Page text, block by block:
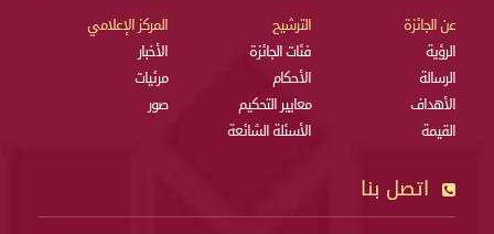
عن الجائزة
الرؤية
الرسالة
الأهداف
القيمة
الترشيح
فئات الجائزة
الأحكام
معايير التحكيم
الأسئلة الشائعة
المركز الإعلامي
الأخبار
مرئيات
صور
اتصل بنا